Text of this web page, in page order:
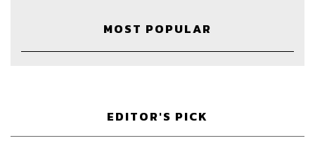
MOST POPULAR
EDITOR'S PICK